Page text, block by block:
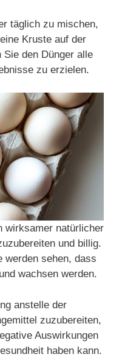
täglich zu mischen,
Kruste auf der
Sie den Dünger alle
zu erzielen.
wirksamer natürlicher
und billig.
werden sehen, dass
wachsen werden.
anstelle der
zuzubereiten,
Auswirkungen
haben kann.